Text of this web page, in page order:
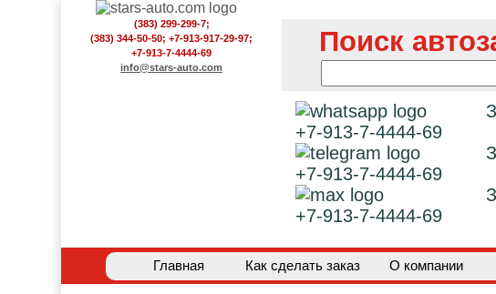
(383) 299-299-7;
(383) 344-50-50; +7-913-917-29-97;
+7-913-7-4444-69
info@stars-auto.com
Поиск
+7-913-7-4444-69
+7-913-7-4444-69
+7-913-7-4444-69
Главная Как сделать заказ О компании